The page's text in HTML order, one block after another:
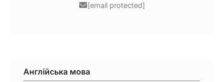
[email protected]
Англійська мова